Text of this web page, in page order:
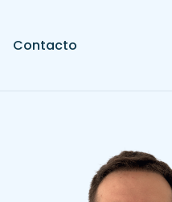
Contacto